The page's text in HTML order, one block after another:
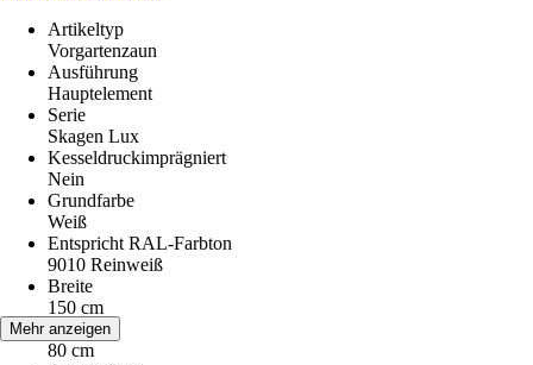
Artikeltyp
Vorgartenzaun
Ausführung
Hauptelement
Serie
Skagen Lux
Kesseldruckimprägniert
Nein
Grundfarbe
Weiß
Entspricht RAL-Farbton
9010 Reinweiß
Breite
150 cm
Höhe
80 cm
Mehr anzeigen